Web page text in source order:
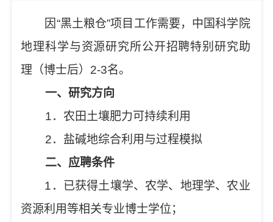
因“黑土粮仓”项目工作需要，中国科学院
地理科学与资源研究所公开招聘特别研究助
理（博士后） 2-3名。
一、研究方向
1．农田土壤肥力可持续利用
2．盐碱地综合利用与过程模拟
二、应聘条件
1 ．已获得土壤学、农学、地理学、农业
资源利用等相关专业博士学位；